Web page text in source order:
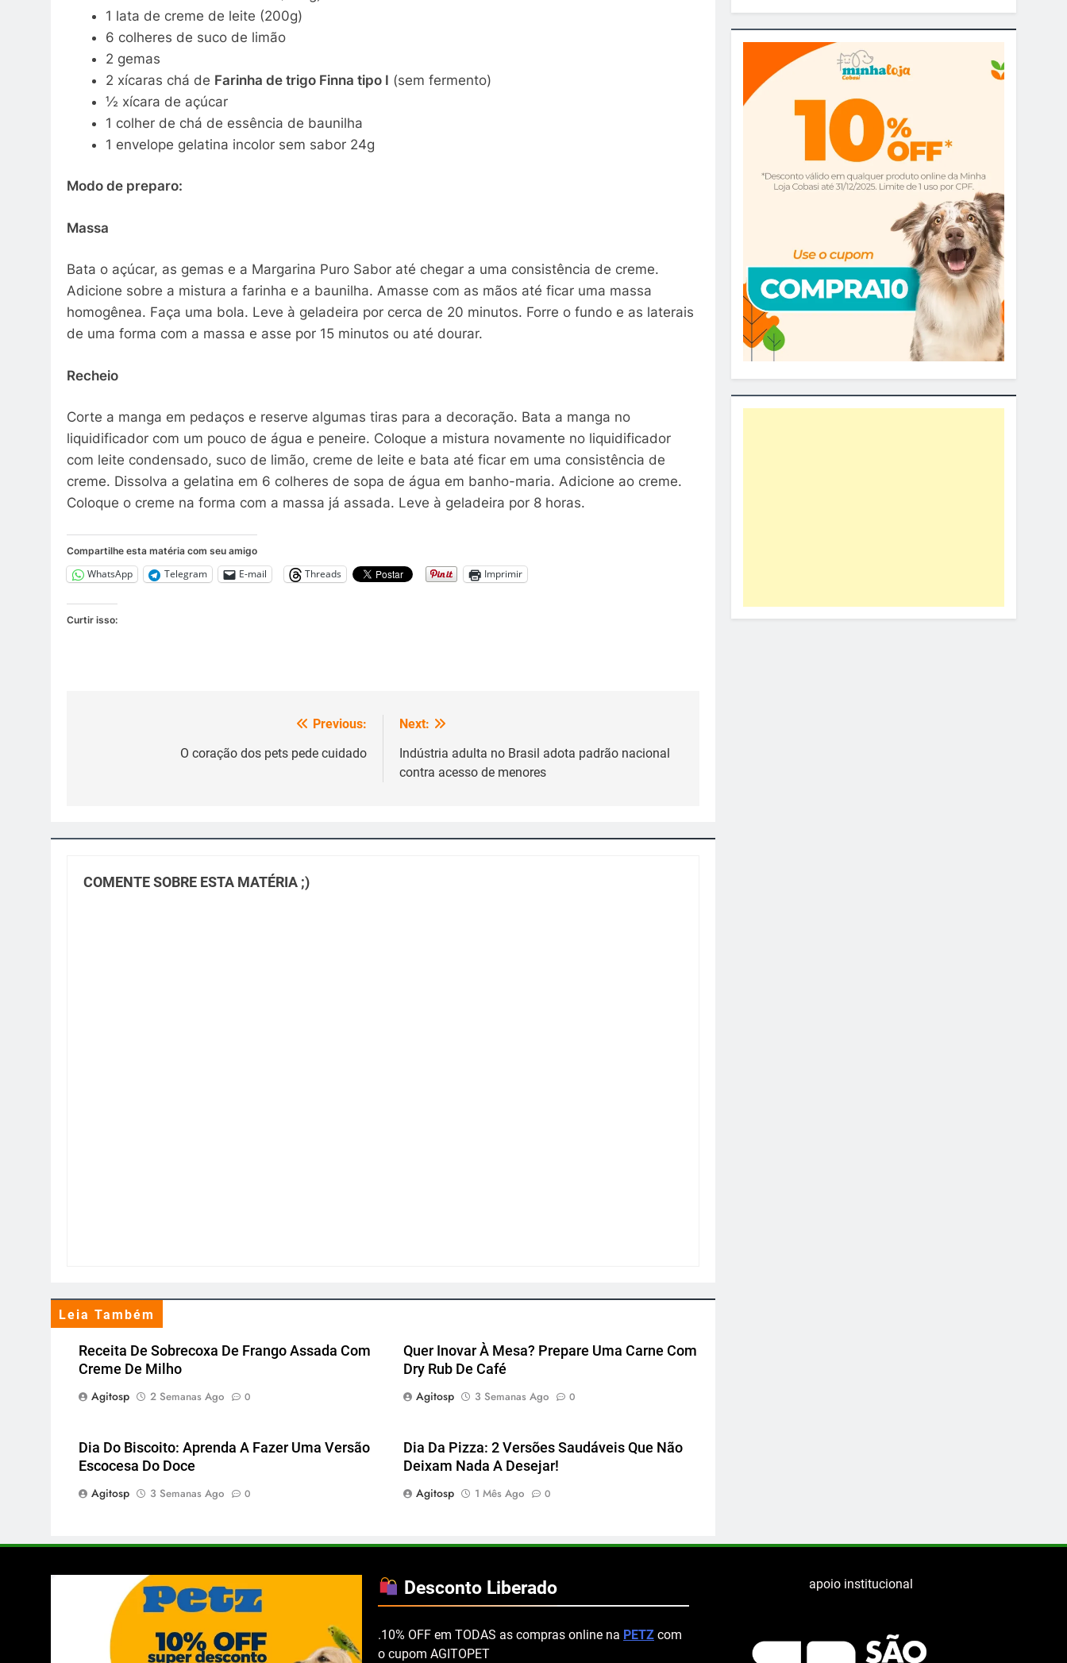
1 lata de creme de leite (200g)
6 colheres de suco de limão
2 gemas
2 xícaras chá de Farinha de trigo Finna tipo I (sem fermento)
½ xícara de açúcar
1 colher de chá de essência de baunilha
1 envelope gelatina incolor sem sabor 24g
Modo de preparo:
Massa
Bata o açúcar, as gemas e a Margarina Puro Sabor até chegar a uma consistência de creme.
Adicione sobre a mistura a farinha e a baunilha. Amasse com as mãos até ficar uma massa
homogênea. Faça uma bola. Leve à geladeira por cerca de 20 minutos. Forre o fundo e as laterais
de uma forma com a massa e asse por 15 minutos ou até dourar.
Recheio
Corte a manga em pedaços e reserve algumas tiras para a decoração. Bata a manga no
liquidificador com um pouco de água e peneire. Coloque a mistura novamente no liquidificador
com leite condensado, suco de limão, creme de leite e bata até ficar em uma consistência de
creme. Dissolva a gelatina em 6 colheres de sopa de água em banho-maria. Adicione ao creme.
Coloque o creme na forma com a massa já assada. Leve à geladeira por 8 horas.
Compartilhe esta matéria com seu amigo
WhatsApp Telegram E-mail Threads Imprimir
Curtir isso:
Previous:
O coração dos pets pede cuidado
Next:
Indústria adulta no Brasil adota padrão nacional
contra acesso de menores
COMENTE SOBRE ESTA MATÉRIA ;)
Leia Também
Receita De Sobrecoxa De Frango Assada Com
Creme De Milho
Agitosp
2 Semanas Ago 0
Quer Inovar À Mesa? Prepare Uma Carne Com
Dry Rub De Café
Agitosp
3 Semanas Ago 0
Dia Do Biscoito: Aprenda A Fazer Uma Versão
Escocesa Do Doce
Agitosp
3 Semanas Ago 0
Dia Da Pizza: 2 Versões Saudáveis Que Não
Deixam Nada A Desejar!
Agitosp
1 Mês Ago 0
Desconto Liberado
.10% OFF em TODAS as compras online na PETZ com
o cupom AGITOPET
apoio institucional